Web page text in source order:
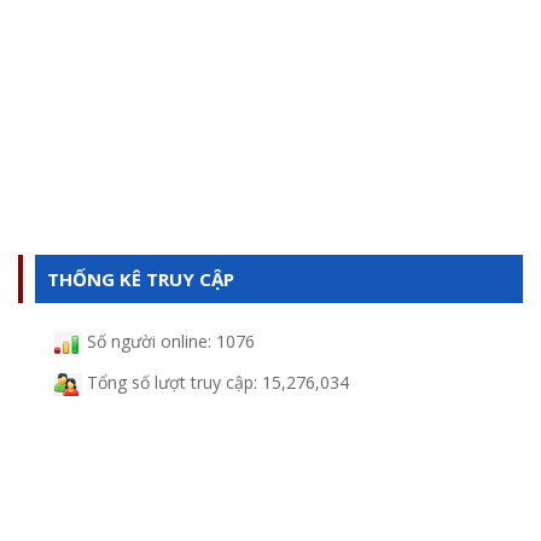
THỐNG KÊ TRUY CẬP
Số người online: 1076
Tổng số lượt truy cập: 15,276,034